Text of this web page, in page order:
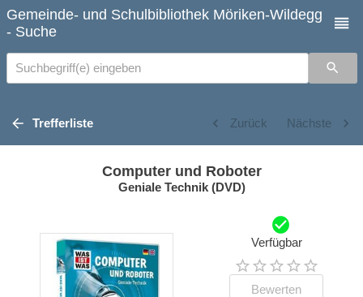
Gemeinde- und Schulbibliothek Möriken-Wildegg
- Suche
Suchbegriff(e) eingeben
Trefferliste Zurück Nächste
Computer und Roboter
Geniale Technik (DVD)
Verfügbar
Bewerten